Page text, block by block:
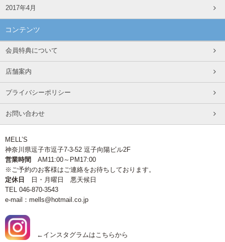
2017年4月
コンテンツ
会員特典について
店舗案内
プライバシーポリシー
お問い合わせ
MELL’S
神奈川県逗子市逗子7-3-52 逗子向陽ビル2F
営業時間
AM11:00～PM17:00
※ご予約のお客様はご連絡をお待ちしております。
定休日
日・月曜日 悪天候日
TEL 046-870-3543
e-mail：mells@hotmail.co.jp
←インスタグラムはこちらから